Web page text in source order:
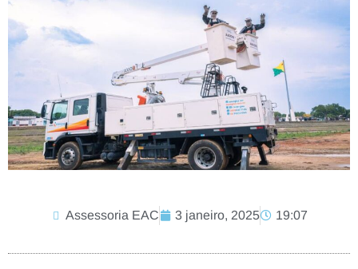
Assessoria EAC 3 janeiro, 2025 19:07